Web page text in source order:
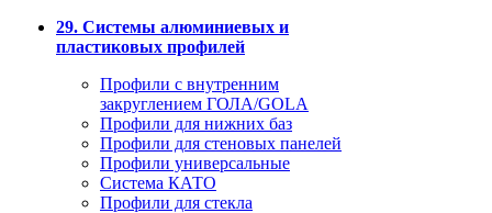
29. Системы алюминиевых и
пластиковых профилей
Профили с внутренним
закруглением ГОЛА/GOLA
Профили для нижних баз
Профили для стеновых панелей
Профили универсальные
Система КАТО
Профили для стекла